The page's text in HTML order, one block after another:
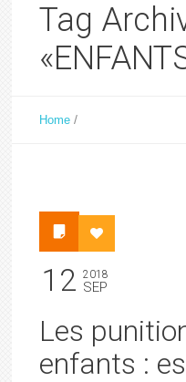
Tag
Home /
12 2018
SEP
Les
enfants :